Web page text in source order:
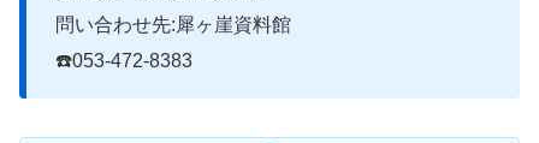
問い合わせ先:犀ヶ崖資料館
☎️053-472-8383